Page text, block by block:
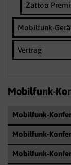
Zattoo
Mobilfunk-
Vertrag
Mobilfunk-
Mobilfunk-
Mobilfunk-
Mobilfunk-